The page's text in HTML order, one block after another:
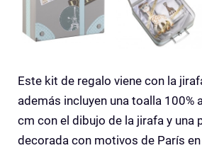
Este kit de regalo viene con la
además incluyen una toalla 100%
cm con el dibujo de la jirafa y una
decorada con motivos de París